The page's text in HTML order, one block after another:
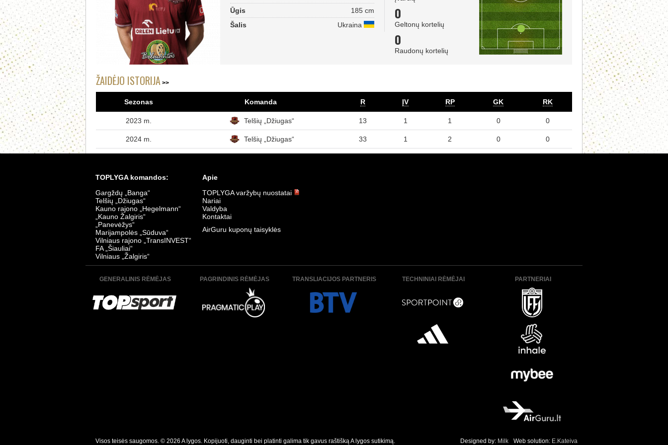
Ūgis
185 cm
Šalis
Ukraina
0
Geltonų kortelių
0
Raudonų kortelių
ŽAIDĖJO ISTORIJA
Sezonas Komanda R ĮV RP GK RK
2023 m. Telšių „Džiugas“ 13 1 1 0 0
2024 m. Telšių „Džiugas“ 33 1 2 0 0
TOPLYGA komandos:
Gargždų „Banga“
Telšių „Džiugas“
Kauno rajono „Hegelmann“
„Kauno Žalgiris“
„Panevėžys“
Marijampolės „Sūduva“
Vilniaus rajono „TransINVEST“
FA „Šiauliai“
Vilniaus „Žalgiris“
Apie
TOPLYGA varžybų nuostatai
Nariai
Valdyba
Kontaktai
AirGuru kuponų taisyklės
GENERALINIS RĖMĖJAS PAGRINDINIS RĖMĖJAS TRANSLIACIJOS PARTNERIS TECHNINIAI RĖMĖJAI PARTNERIAI
Visos teisės saugomos. © 2026 A lygos. Kopijuoti, dauginti bei platinti galima tik gavus raštišką A lygos sutikimą. Web solution: E.Kateiva
Designed by: Milk